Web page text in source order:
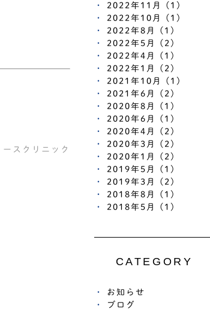
スクリニック
2022年11月 (1)
2022年10月 (1)
2022年8月 (1)
2022年5月 (2)
2022年4月 (1)
2022年1月 (2)
2021年10月 (1)
2021年6月 (2)
2020年8月 (1)
2020年6月 (1)
2020年4月 (2)
2020年3月 (2)
2020年1月 (2)
2019年5月 (1)
2019年3月 (2)
2018年8月 (1)
2018年5月 (1)
CATEGORY
お知らせ
ブログ